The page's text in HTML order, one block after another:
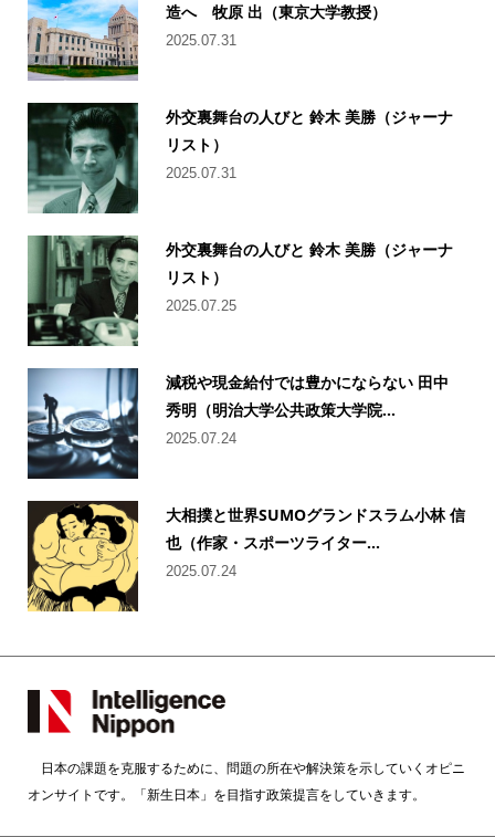
造へ 牧原 出（東京大学教授）
2025.07.31
外交裏舞台の人びと 鈴木 美勝（ジャーナ
リスト）
2025.07.31
外交裏舞台の人びと 鈴木 美勝（ジャーナ
リスト）
2025.07.25
減税や現金給付では豊かにならない 田中
秀明（明治大学公共政策大学院...
2025.07.24
大相撲と世界SUMOグランドスラム小林 信
也（作家・スポーツライター...
2025.07.24
日本の課題を克服するために、問題の所在や解決策を示していくオピニ
オンサイトです。「新生日本」を目指す政策提言をしていきます。